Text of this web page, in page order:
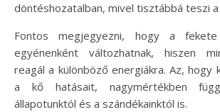
döntéshozatalban, mivel tisztábbá teszi
Fontos megjegyezni, hogy a
egyénenként változhatnak, hiszen
reagál a különböző energiákra. Az, hogy
a kő hatásait, nagymértékben
állapotunktól és a szándékainktól is.